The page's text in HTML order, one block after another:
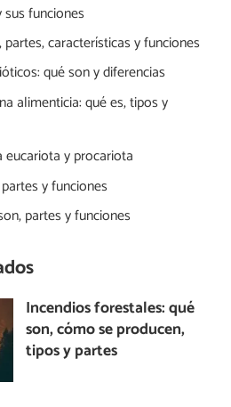
funciones
características y funciones
qué son y diferencias
alimenticia: qué es, tipos y
y procariota
y funciones
partes y funciones
Incendios forestales: qué
son, cómo se producen,
tipos y partes